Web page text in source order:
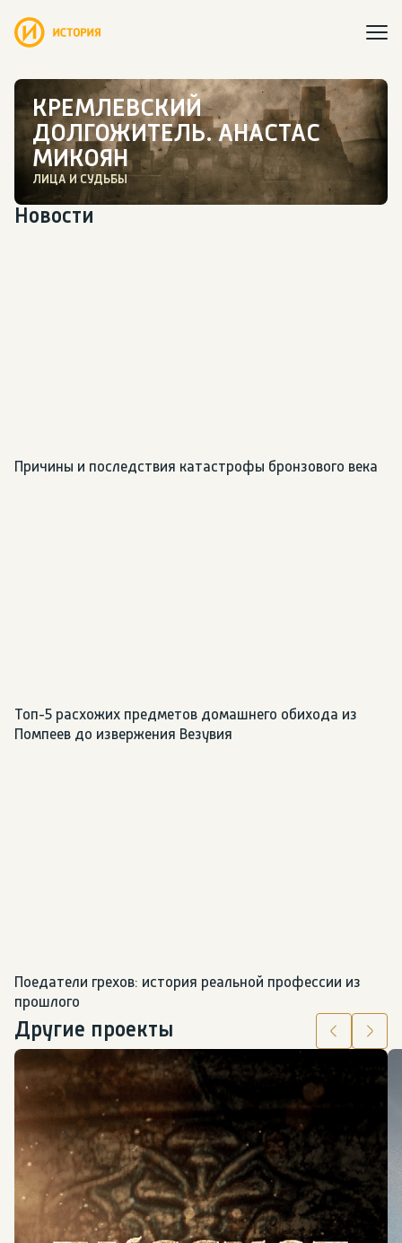
КРЕМЛЕВСКИЙ
ДОЛГОЖИТЕЛЬ. АНАСТАС
МИКОЯН
ЛИЦА И СУДЬБЫ
Новости
Причины и последствия катастрофы бронзового века
Топ-5 расхожих предметов домашнего обихода из
Помпеев до извержения Везувия
Поедатели грехов: история реальной профессии из
прошлого
Другие проекты